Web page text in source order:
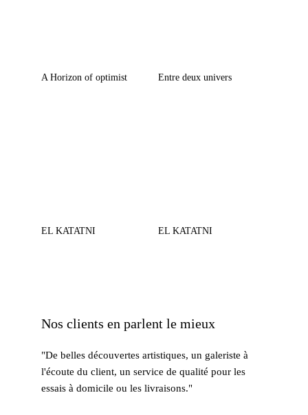
A Horizon of optimist Entre deux univers
EL KATATNI EL KATATNI
"De belles découvertes artistiques, un galeriste à
l'écoute du client, un service de qualité pour les
essais à domicile ou les livraisons."
Nos clients en parlent le mieux